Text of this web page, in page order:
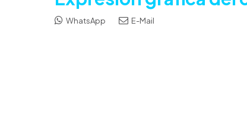
WhatsApp E-Mail